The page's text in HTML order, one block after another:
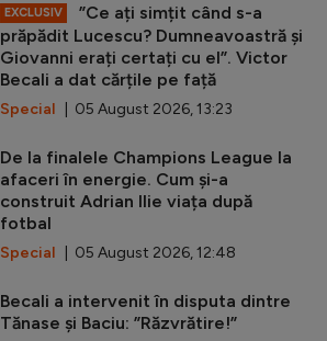
EXCLUSIV
”Ce ați simțit când s-a
prăpădit Lucescu? Dumneavoastră și
Giovanni erați certați cu el”. Victor
Becali a dat cărțile pe față
Special | 05 August 2026, 13:23
De la finalele Champions League la
afaceri în energie. Cum și-a
construit Adrian Ilie viața după
fotbal
Special | 05 August 2026, 12:48
Becali a intervenit în disputa dintre
Tănase și Baciu: ”Răzvrătire!”